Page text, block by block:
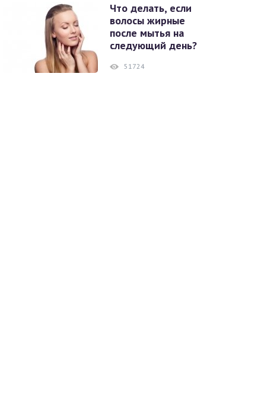
Что делать, если
волосы жирные
после мытья на
следующий день?
51724